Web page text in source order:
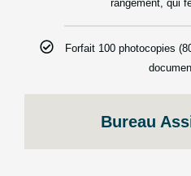
rangement, qui
Forfait 100 photocopies
Bureau